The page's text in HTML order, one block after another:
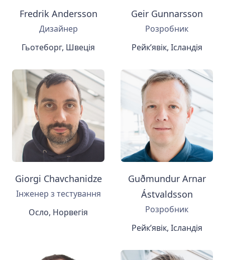
Fredrik Andersson
Дизайнер
Гьотеборг, Швеція
Geir Gunnarsson
Розробник
Рейк’явік, Ісландія
Giorgi Chavchanidze
Інженер з тестування
Осло, Норвегія
Guðmundur Arnar
Ástvaldsson
Розробник
Рейк’явік, Ісландія